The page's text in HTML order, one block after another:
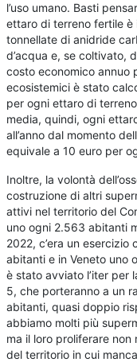
l’uso umano. Basti
ettaro di terreno fertile
tonnellate di anidride
d’acqua e, se coltivato,
costo economico annuo
ecosistemici è stato
per ogni ettaro di
media, quindi, ogni
all’anno dal momento
equivale a 10 euro per
Inoltre, la volontà
costruzione di altri
attivi nel territorio del
uno ogni 2.563 abitanti
2022, c’era un
abitanti e in Veneto uno
è stato avviato l’iter per
5, che porteranno a un
abitanti, quasi doppio
abbiamo molti più
ma il loro proliferare non
del territorio in cui